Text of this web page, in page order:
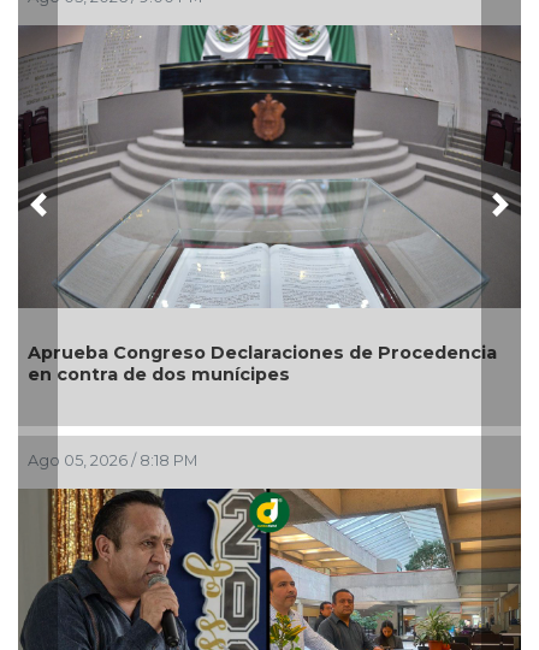
Congreso Declaraciones de Procedencia
de dos munícipes
/ 8:18 PM
Entrega
Previous